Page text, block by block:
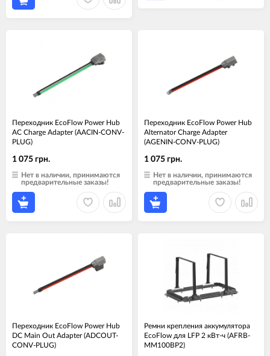
Переходник EcoFlow Power Hub
AC Charge Adapter (AACIN-CONV-
PLUG)
1 075 грн.
Нет в наличии, принимаются
предварительные заказы!
Переходник EcoFlow Power Hub
Alternator Charge Adapter
(AGENIN-CONV-PLUG)
1 075 грн.
Нет в наличии, принимаются
предварительные заказы!
Переходник EcoFlow Power Hub
DC Main Out Adapter (ADCOUT-
CONV-PLUG)
Ремни крепления аккумулятора
EcoFlow для LFP 2 кВт-ч (AFRB-
MM100BP2)